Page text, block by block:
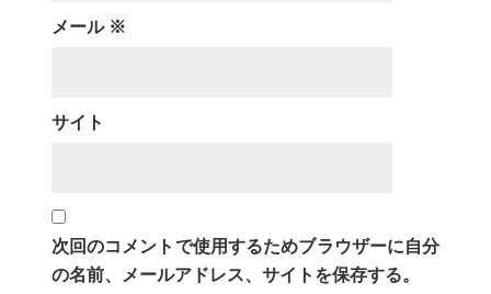
メール ※
サイト
次回のコメントで使用するためブラウザーに自分
の名前、メールアドレス、サイトを保存する。